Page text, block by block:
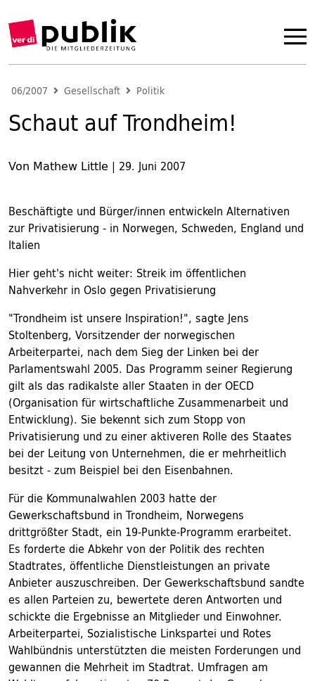
06/2007 Gesellschaft Politik
Schaut auf Trondheim!
Von Mathew Little | 29. Juni 2007
Beschäftigte und Bürger/innen entwickeln Alternativen
zur Privatisierung - in Norwegen, Schweden, England und
Italien
Hier geht's nicht weiter: Streik im öffentlichen
Nahverkehr in Oslo gegen Privatisierung
"Trondheim ist unsere Inspiration!", sagte Jens
Stoltenberg, Vorsitzender der norwegischen
Arbeiterpartei, nach dem Sieg der Linken bei der
Parlamentswahl 2005. Das Programm seiner Regierung
gilt als das radikalste aller Staaten in der OECD
(Organisation für wirtschaftliche Zusammenarbeit und
Entwicklung). Sie bekennt sich zum Stopp von
Privatisierung und zu einer aktiveren Rolle des Staates
bei der Leitung von Unternehmen, die er mehrheitlich
besitzt - zum Beispiel bei den Eisenbahnen.
Für die Kommunalwahlen 2003 hatte der
Gewerkschaftsbund in Trondheim, Norwegens
drittgrößter Stadt, ein 19-Punkte-Programm erarbeitet.
Es forderte die Abkehr von der Politik des rechten
Stadtrates, öffentliche Dienstleistungen an private
Anbieter auszuschreiben. Der Gewerkschaftsbund sandte
es allen Parteien zu, bewertete deren Antworten und
schickte die Ergebnisse an Mitglieder und Einwohner.
Arbeiterpartei, Sozialistische Linkspartei und Rotes
Wahlbündnis unterstützten die meisten Forderungen und
gewannen die Mehrheit im Stadtrat. Umfragen am